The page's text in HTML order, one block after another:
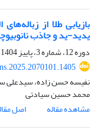
بازیابی طلا از
یدید-ید و جاذب
دوره 12، شماره 3، پاییز 1404، صفحه
نفیسه حسن زاده، سیدعلی
محمد حسین سیادتی
مشاهده مقاله
اصل